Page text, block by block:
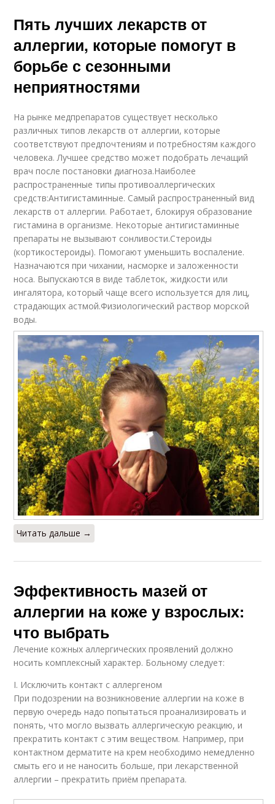
Пять лучших лекарств от
аллергии, которые помогут в
борьбе с сезонными
неприятностями
На рынке медпрепаратов существует несколько
различных типов лекарств от аллергии, которые
соответствуют предпочтениям и потребностям каждого
человека. Лучшее средство может подобрать лечащий
врач после постановки диагноза.Наиболее
распространенные типы противоаллергических
средств:Антигистаминные. Самый распространенный вид
лекарств от аллергии. Работает, блокируя образование
гистамина в организме. Некоторые антигистаминные
препараты не вызывают сонливости.Стероиды
(кортикостероиды). Помогают уменьшить воспаление.
Назначаются при чихании, насморке и заложенности
носа. Выпускаются в виде таблеток, жидкости или
ингалятора, который чаще всего используется для лиц,
страдающих астмой.Физиологический раствор морской
воды.
Читать дальше →
Эффективность мазей от
аллергии на коже у взрослых:
что выбрать
Лечение кожных аллергических проявлений должно
носить комплексный характер. Больному следует:
I. Исключить контакт с аллергеном
При подозрении на возникновение аллергии на коже в
первую очередь надо попытаться проанализировать и
понять, что могло вызвать аллергическую реакцию, и
прекратить контакт с этим веществом. Например, при
контактном дерматите на крем необходимо немедленно
смыть его и не наносить больше, при лекарственной
аллергии – прекратить приём препарата.